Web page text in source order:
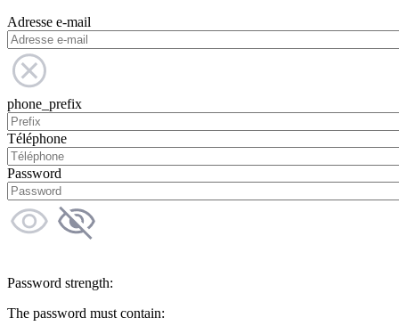
Adresse e-mail
phone_prefix
Téléphone
Password
Password strength:
The password must contain: